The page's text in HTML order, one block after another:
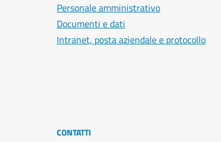
Personale amministrativo
Documenti e dati
Intranet, posta aziendale e protocollo
CONTATTI